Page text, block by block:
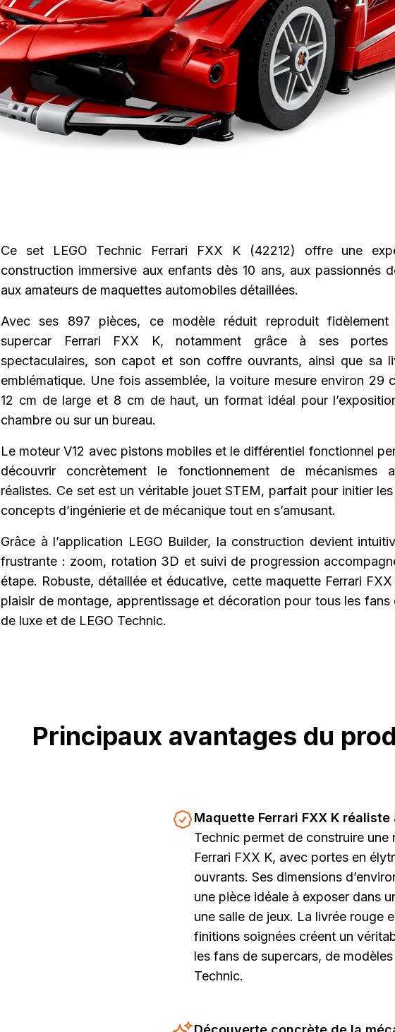
Ce set LEGO Technic Ferrari FXX K (42212) offre une
construction immersive aux enfants dès 10 ans, aux passionnés
aux amateurs de maquettes automobiles détaillées.
Avec ses 897 pièces, ce modèle réduit reproduit fidèlement
supercar Ferrari FXX K, notamment grâce à ses
spectaculaires, son capot et son coffre ouvrants, ainsi que sa
emblématique. Une fois assemblée, la voiture mesure environ 29
12 cm de large et 8 cm de haut, un format idéal pour
chambre ou sur un bureau.
Le moteur V12 avec pistons mobiles et le différentiel fonctionnel
découvrir concrètement le fonctionnement de mécanismes
réalistes. Ce set est un véritable jouet STEM, parfait pour initier
concepts d’ingénierie et de mécanique tout en s’amusant.
Grâce à l’application LEGO Builder, la construction devient
frustrante : zoom, rotation 3D et suivi de progression
étape. Robuste, détaillée et éducative, cette maquette Ferrari
plaisir de montage, apprentissage et décoration pour tous les fans
de luxe et de LEGO Technic.
Principaux avantages du
Maquette Ferrari FXX K réaliste
Technic permet de construire une
Ferrari FXX K, avec portes en
ouvrants. Ses dimensions
une pièce idéale à exposer dans
une salle de jeux. La livrée rouge
finitions soignées créent un
les fans de supercars, de
Technic.